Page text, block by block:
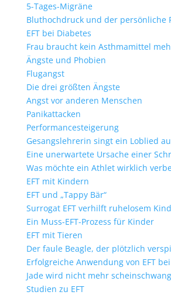
5-Tages-Migräne
Bluthochdruck und der persönliche
EFT bei Diabetes
Frau braucht kein Asthmamittel
Ängste und Phobien
Flugangst
Die drei größten Ängste
Angst vor anderen Menschen
Panikattacken
Performancesteigerung
Gesangslehrerin singt ein Loblied
Eine unerwartete Ursache einer
Was möchte ein Athlet wirklich
EFT mit Kindern
EFT und „Tappy Bär“
Surrogat EFT verhilft ruhelosem
Ein Muss-EFT-Prozess für Kinder
EFT mit Tieren
Der faule Beagle, der plötzlich
Erfolgreiche Anwendung von EFT
Jade wird nicht mehr
Studien zu EFT